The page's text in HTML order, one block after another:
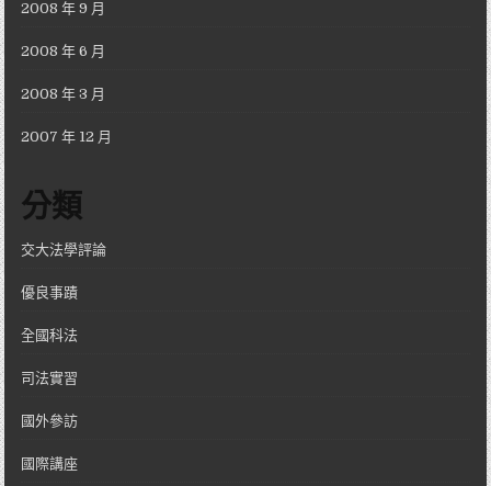
2008 年 9 月
2008 年 6 月
2008 年 3 月
2007 年 12 月
分類
交大法學評論
優良事蹟
全國科法
司法實習
國外參訪
國際講座